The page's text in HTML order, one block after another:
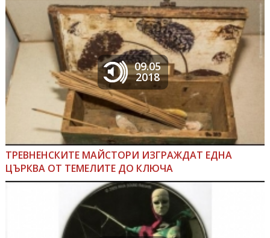
09.05
2018
ТРЕВНЕНСКИТЕ МАЙСТОРИ ИЗГРАЖДАТ ЕДНА
ЦЪРКВА ОТ ТЕМЕЛИТЕ ДО КЛЮЧА